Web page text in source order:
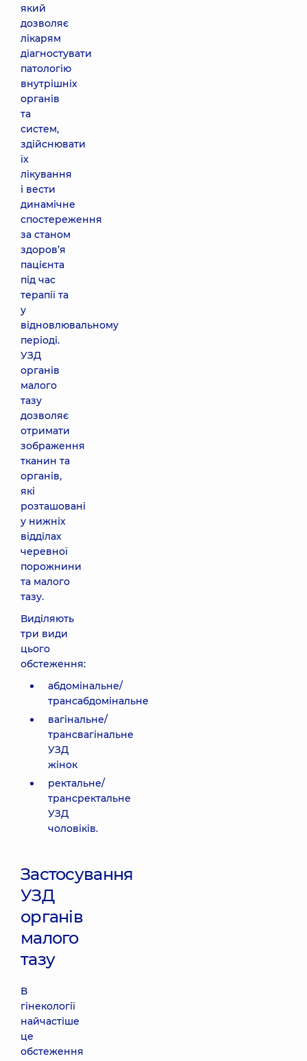
який
дозволяє
лікарям
діагностувати
патологію
внутрішніх
органів
та
систем,
здійснювати
їх
лікування
і вести
динамічне
спостереження
за станом
здоров’я
пацієнта
під час
терапії та
у
відновлювальному
періоді.
УЗД
органів
малого
тазу
дозволяє
отримати
зображення
тканин та
органів,
які
розташовані
у нижніх
відділах
черевної
порожнини
та малого
тазу.
Виділяють
три види
цього
обстеження:
абдомінальне/
трансабдомінальне
вагінальне/
трансвагінальне
УЗД
жінок
ректальне/
трансректальне
УЗД
чоловіків.
Застосування
УЗД
органів
малого
тазу
В
гінекології
найчастіше
це
обстеження